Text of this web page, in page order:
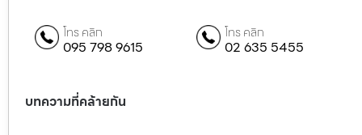
โทร คลิก
095 798 9615
โทร คลิก
02 635 5455
บทความที่คล้ายกัน